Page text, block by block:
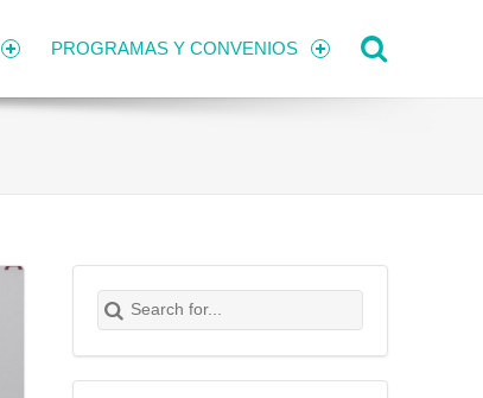
PROGRAMAS Y CONVENIOS
Search for:
Buscar